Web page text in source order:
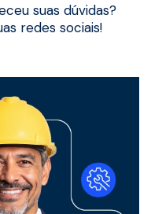
suas dúvidas?
redes sociais!